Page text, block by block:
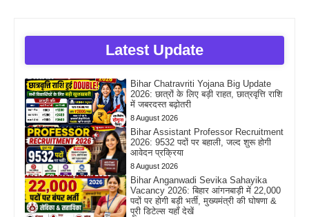
Latest Update
Bihar Chatravriti Yojana Big Update
2026: छात्रों के लिए बड़ी राहत, छात्रवृत्ति राशि
में जबरदस्त बढ़ोतरी
8 August 2026
Bihar Assistant Professor Recruitment
2026: 9532 पदों पर बहाली, जल्द शुरू होगी
आवेदन प्रक्रिया
8 August 2026
Bihar Anganwadi Sevika Sahayika
Vacancy 2026: बिहार आंगनबाड़ी में 22,000
पदों पर होगी बड़ी भर्ती, मुख्यमंत्री की घोषणा &
पूरी डिटेल्स यहाँ देखें